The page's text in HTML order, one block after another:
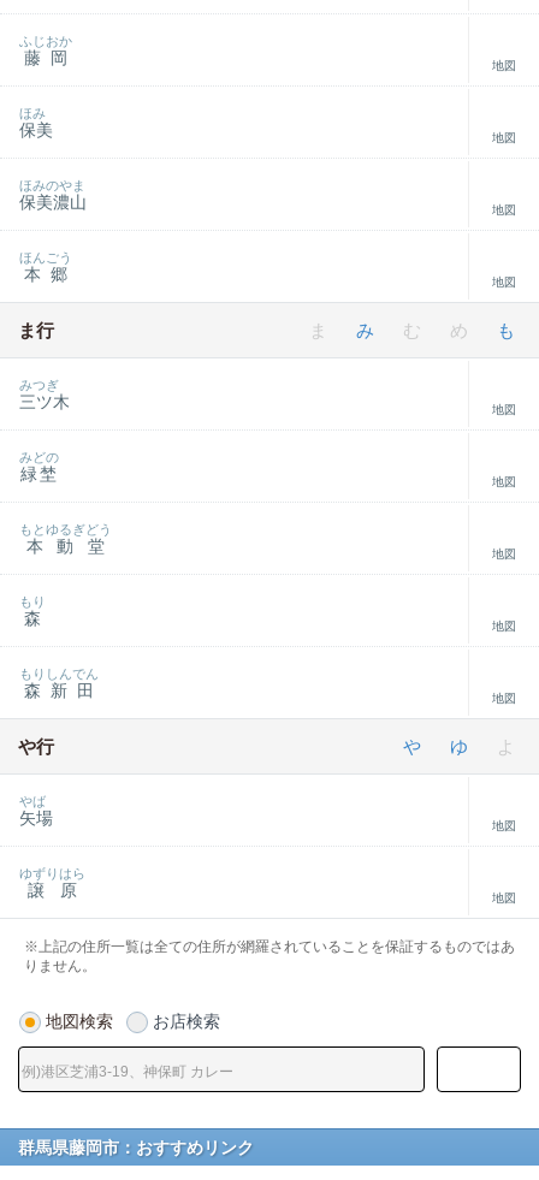
藤岡
ふじおか
地図
保美
ほみ
地図
保美濃山
ほみのやま
地図
本郷
ほんごう
地図
ま行 ま み む め も
三ツ木
みつぎ
地図
緑埜
みどの
地図
本動堂
もとゆるぎどう
地図
森
もり
地図
森新田
もりしんでん
地図
や行 や ゆ よ
矢場
やば
地図
譲原
ゆずりはら
地図
※上記の住所一覧は全ての住所が網羅されていることを保証するものではあ
りません。
地図検索 お店検索
群馬県藤岡市：おすすめリンク